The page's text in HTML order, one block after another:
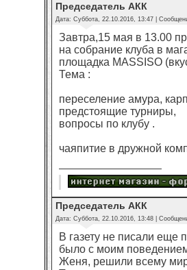
Председатель АКК
Дата: Суббота, 22.10.2016, 13:47 |
Завтра,15 мая в 13.00
на собрание клуба в
площадка MASSISO
Тема :
переселение амура,
предстоящие турниры,
вопросы по клубу .
чаяпитие в дружной
Председатель АКК
Дата: Суббота, 22.10.2016, 13:48 |
В газету не писали еще
было с моим
Женя, решили всему